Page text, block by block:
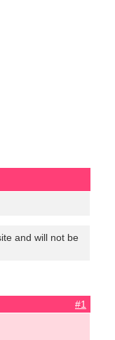
and will not be
#1